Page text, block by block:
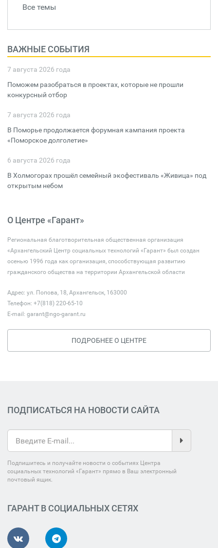
Все темы
ВАЖНЫЕ СОБЫТИЯ
7 августа 2026 года
Поможем разобраться в проектах, которые не прошли
конкурсный отбор
7 августа 2026 года
В Поморье продолжается форумная кампания проекта
«Поморское долголетие»
6 августа 2026 года
В Холмогорах прошёл семейный экофестиваль «Живица» под
открытым небом
О Центре «Гарант»
Региональная благотворительная общественная организация
«Архангельский Центр социальных технологий «Гарант» был создан
осенью 1996 года как организация, способствующая развитию
гражданского общества на территории Архангельской области
Адрес: ул. Попова, 18, Архангельск, 163000
Телефон: +7(818) 220-65-10
E-mail: garant@ngo-garant.ru
ПОДРОБНЕЕ О ЦЕНТРЕ
ПОДПИСАТЬСЯ НА НОВОСТИ САЙТА
Подпишитесь и получайте новости о событиях Центра
социальных технологий «Гарант» прямо в Ваш электронный
почтовый ящик.
ГАРАНТ В СОЦИАЛЬНЫХ СЕТЯХ